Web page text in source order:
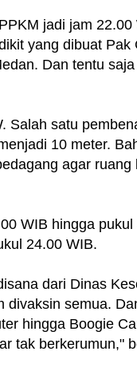
jadi jam
yang dibuat Pak
Dan tentu
Salah satu
10 meter.
agar ruang
WIB hingga pukul
24.00 WIB.
dari Dinas
divaksin semua.
hingga Boogie
tak berkerumun,"